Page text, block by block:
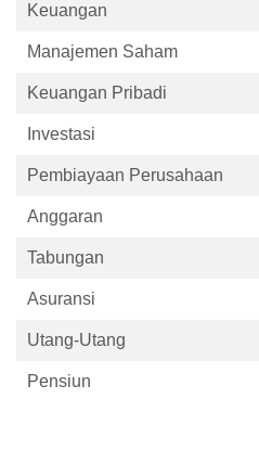
Keuangan
Manajemen Saham
Keuangan Pribadi
Investasi
Pembiayaan Perusahaan
Anggaran
Tabungan
Asuransi
Utang-Utang
Pensiun